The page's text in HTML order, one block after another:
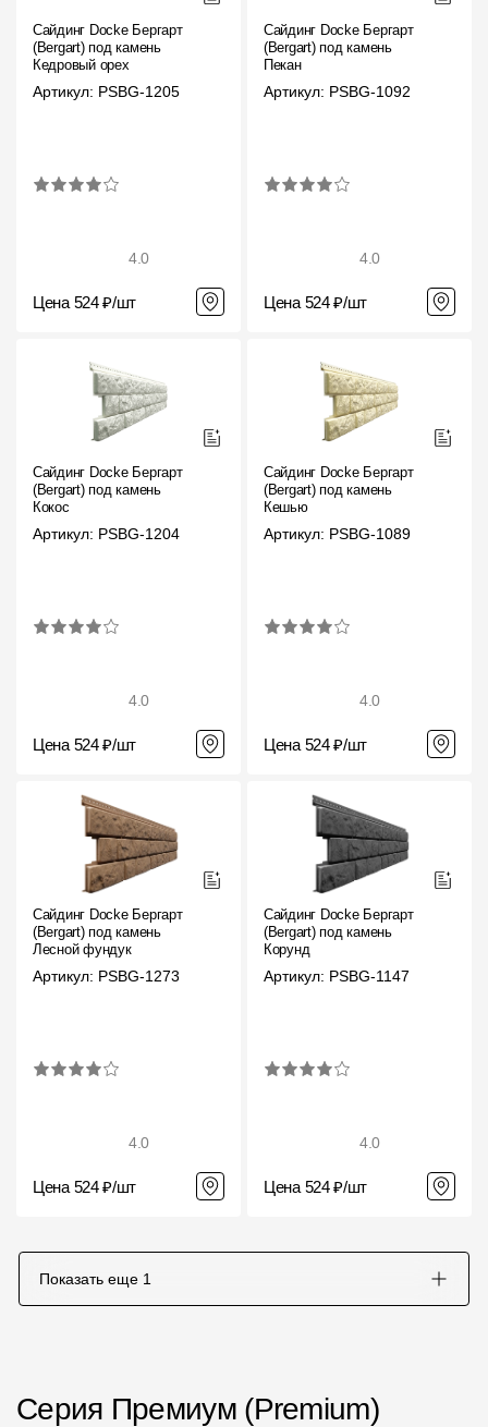
Сайдинг Docke Бергарт
(Bergart) под камень
Кедровый орех
Артикул: PSBG-1205
4.0
Цена 524 ₽/шт
Сайдинг Docke Бергарт
(Bergart) под камень
Пекан
Артикул: PSBG-1092
4.0
Цена 524 ₽/шт
Сайдинг Docke Бергарт
(Bergart) под камень
Кокос
Артикул: PSBG-1204
4.0
Цена 524 ₽/шт
Сайдинг Docke Бергарт
(Bergart) под камень
Кешью
Артикул: PSBG-1089
4.0
Цена 524 ₽/шт
Сайдинг Docke Бергарт
(Bergart) под камень
Лесной фундук
Артикул: PSBG-1273
4.0
Цена 524 ₽/шт
Сайдинг Docke Бергарт
(Bergart) под камень
Корунд
Артикул: PSBG-1147
4.0
Цена 524 ₽/шт
Показать еще 1
Серия Премиум (Premium)